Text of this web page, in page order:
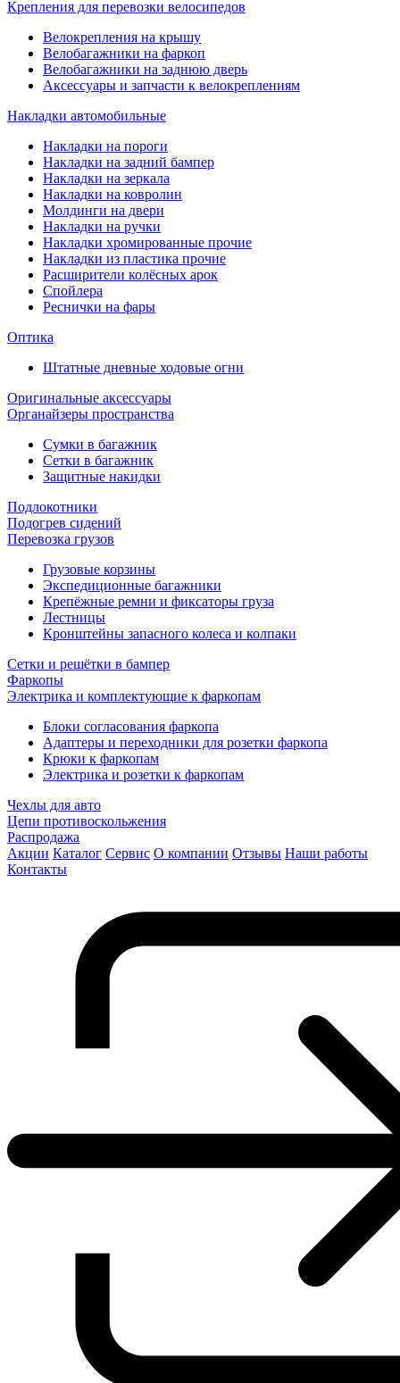
Крепления для перевозки велосипедов
Велокрепления на крышу
Велобагажники на фаркоп
Велобагажники на заднюю дверь
Аксессуары и запчасти к велокреплениям
Накладки автомобильные
Накладки на пороги
Накладки на задний бампер
Накладки на зеркала
Накладки на ковролин
Молдинги на двери
Накладки на ручки
Накладки хромированные прочие
Накладки из пластика прочие
Расширители колёсных арок
Спойлера
Реснички на фары
Оптика
Штатные дневные ходовые огни
Оригинальные аксессуары
Органайзеры пространства
Сумки в багажник
Сетки в багажник
Защитные накидки
Подлокотники
Подогрев сидений
Перевозка грузов
Грузовые корзины
Экспедиционные багажники
Крепёжные ремни и фиксаторы груза
Лестницы
Кронштейны запасного колеса и колпаки
Сетки и решётки в бампер
Фаркопы
Электрика и комплектующие к фаркопам
Блоки согласования фаркопа
Адаптеры и переходники для розетки фаркопа
Крюки к фаркопам
Электрика и розетки к фаркопам
Чехлы для авто
Цепи противоскольжения
Распродажа
Акции Каталог Сервис О компании Отзывы Наши работы
Контакты